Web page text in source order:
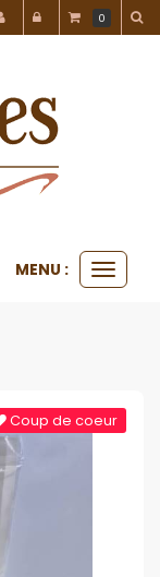
Ouvrir
le
MENU :
Coup de coeur
0